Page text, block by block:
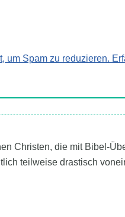
um Spam zu reduzieren.
Christen, die mit Bibel-
teilweise drastisch